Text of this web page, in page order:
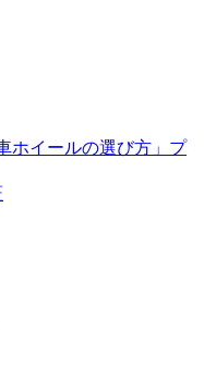
ホイールの選び方」プ